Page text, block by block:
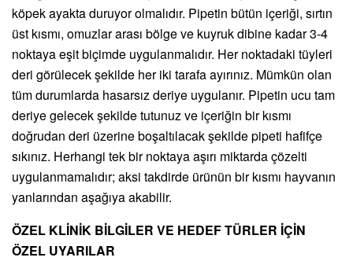
köpek ayakta duruyor olmalıdır. Pipetin bütün içeriği, sırtın
üst kısmı, omuzlar arası bölge ve kuyruk dibine kadar 3-4
noktaya eşit biçimde uygulanmalıdır. Her noktadaki tüyleri
deri görülecek şekilde her iki tarafa ayırınız. Mümkün olan
tüm durumlarda hasarsız deriye uygulanır. Pipetin ucu tam
deriye gelecek şekilde tutunuz ve içeriğin bir kısmı
doğrudan deri üzerine boşaltılacak şekilde pipeti hafifçe
sıkınız. Herhangi tek bir noktaya aşırı miktarda çözelti
uygulanmamalıdır; aksi takdirde ürünün bir kısmı hayvanın
yanlarından aşağıya akabilir.
ÖZEL KLİNİK BİLGİLER VE HEDEF TÜRLER İÇİN
ÖZEL UYARILAR